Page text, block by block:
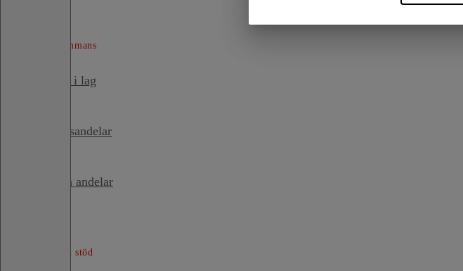
Spela tillsammans
Spela i lag
Butiksandelar
Köpta andelar
Tjänster och stöd